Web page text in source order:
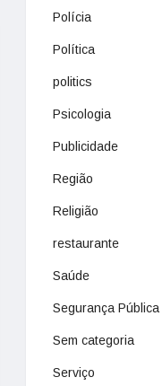
Polícia
Política
politics
Psicologia
Publicidade
Região
Religião
restaurante
Saúde
Segurança Pública
Sem categoria
Serviço